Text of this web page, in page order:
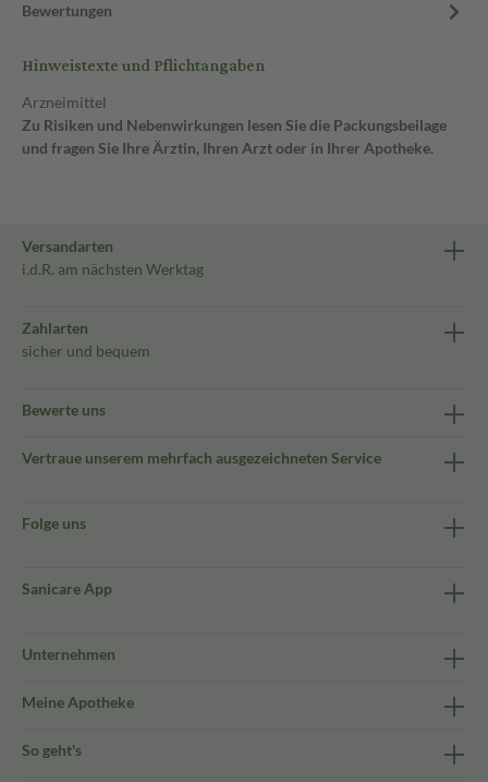
Bewertungen
Hinweistexte und Pflichtangaben
Arzneimittel
Zu Risiken und Nebenwirkungen lesen Sie die Packungsbeilage
und fragen Sie Ihre Ärztin, Ihren Arzt oder in Ihrer Apotheke.
Versandarten
i.d.R. am nächsten Werktag
Zahlarten
sicher und bequem
Bewerte uns
Vertraue unserem mehrfach ausgezeichneten Service
Folge uns
Sanicare App
Unternehmen
Meine Apotheke
So geht's